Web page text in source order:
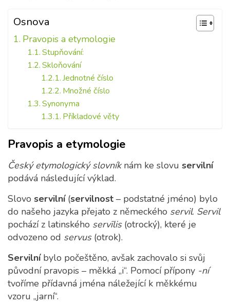
Osnova
Pravopis a etymologie
Stupňování:
Skloňování
Jednotné číslo
Množné číslo
Synonyma
Příkladové věty
Pravopis a etymologie
Český etymologický slovníknám ke slovu servilní
podává následující výklad.
Slovo servilní(servilnost – podstatné jméno) bylo
do našeho jazyka přejato z německého servil. Servil
pochází z latinského servīlis(otrocký), které je
odvozeno od servus(otrok).
Servilníbylo počeštěno, avšak zachovalo si svůj
původní pravopis – měkká „i“. Pomocí přípony -ní
tvoříme přídavná jména náležející k měkkému
vzoru „jarní“.